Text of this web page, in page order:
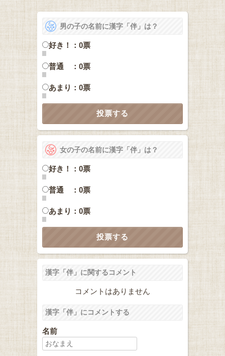
男の子の名前に漢字「伴」は？
好き！：0票
普通 ：0票
あまり：0票
女の子の名前に漢字「伴」は？
好き！：0票
普通 ：0票
あまり：0票
漢字「伴」に関するコメント
コメントはありません
漢字「伴」にコメントする
名前